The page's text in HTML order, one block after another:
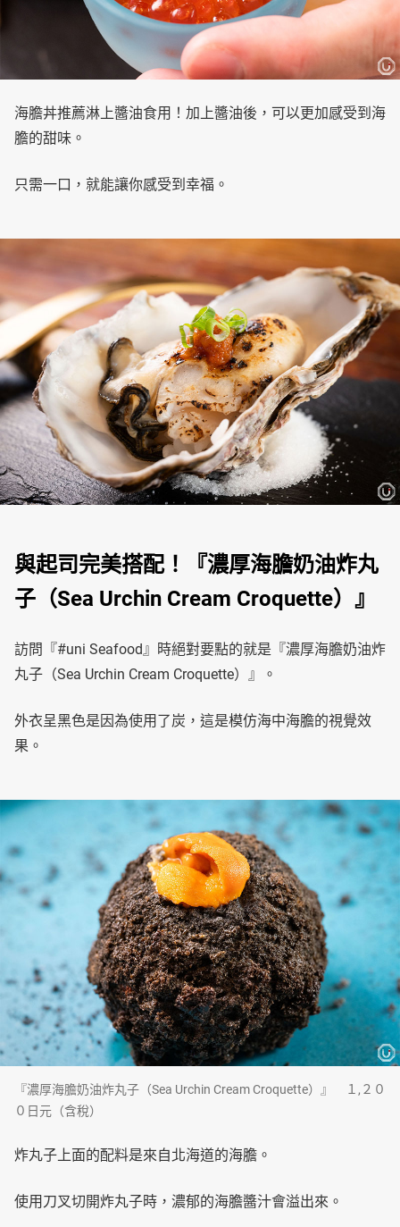
海膽丼推薦淋上醬油食用！加上醬油後，可以更加感受到海
膽的甜味。
只需一口，就能讓你感受到幸福。
與起司完美搭配！『濃厚海膽奶油炸丸
子（Sea Urchin Cream Croquette）』
訪問『#uni Seafood』時絕對要點的就是『濃厚海膽奶油炸
丸子（Sea Urchin Cream Croquette）』。
外衣呈黑色是因為使用了炭，這是模仿海中海膽的視覺效
果。
『濃厚海膽奶油炸丸子（Sea Urchin Cream Croquette）』 １,２０
０日元（含稅）
炸丸子上面的配料是來自北海道的海膽。
使用刀叉切開炸丸子時，濃郁的海膽醬汁會溢出來。